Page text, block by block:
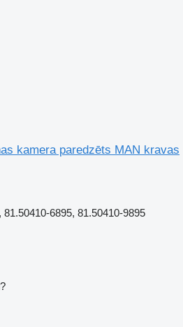
kamera paredzēts MAN kravas
6895, 81.50410-9895